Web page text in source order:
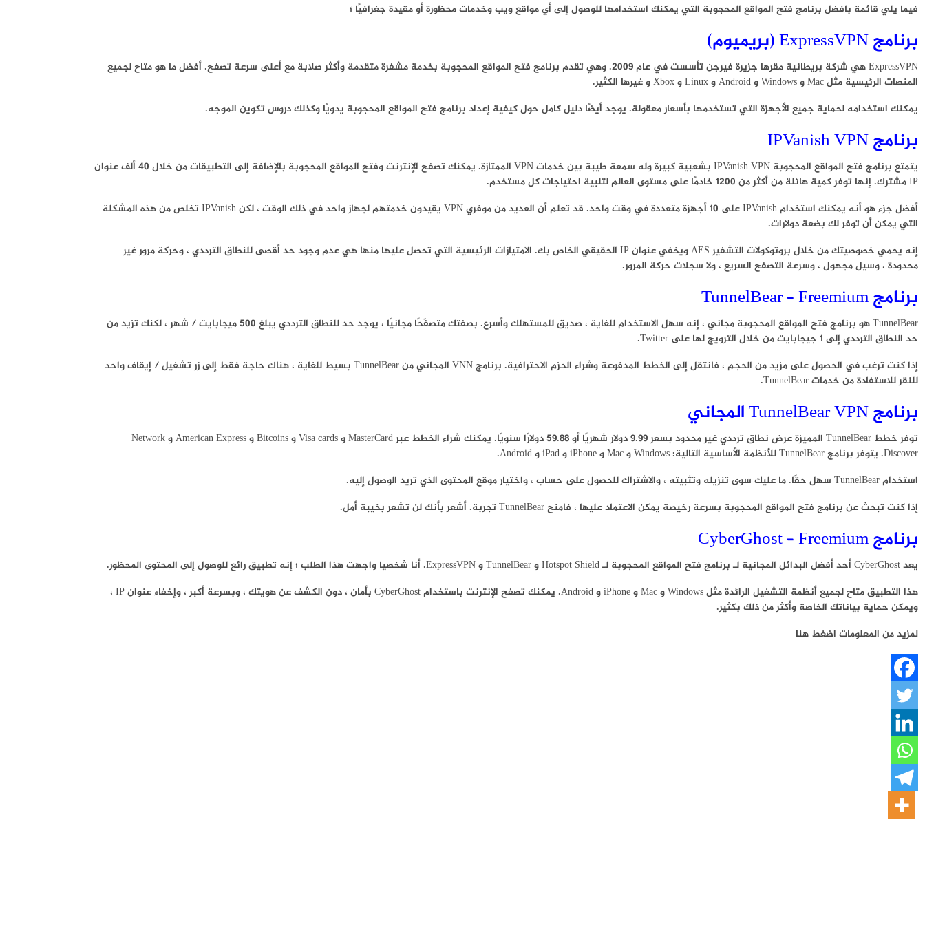
فيما يلي قائمة بافضل برنامج فتح المواقع المحجوبة التي يمكنك استخدامها للوصول إلى أي مواقع ويب وخدمات محظورة أو مقيدة جغرافيًا ؛
برنامج ExpressVPN (بريميوم)
ExpressVPN هي شركة بريطانية مقرها جزيرة فيرجن تأسست في عام 2009. وهي تقدم برنامج فتح المواقع المحجوبة بخدمة مشفرة متقدمة وأكثر صلابة مع أعلى سرعة تصفح. أفضل ما هو متاح لجميع
المنصات الرئيسية مثل Mac و Windows و Android و Linux و Xbox و غيرها الكثير.
يمكنك استخدامه لحماية جميع الأجهزة التي تستخدمها بأسعار معقولة. يوجد أيضًا دليل كامل حول كيفية إعداد برنامج فتح المواقع المحجوبة يدويًا وكذلك دروس تكوين الموجه.
برنامج IPVanish VPN
يتمتع برنامج فتح المواقع المحجوبة IPVanish VPN بشعبية كبيرة وله سمعة طيبة بين خدمات VPN الممتازة. يمكنك تصفح الإنترنت وفتح المواقع المحجوبة بالإضافة إلى التطبيقات من خلال 40 ألف عنوان
IP مشترك. إنها توفر كمية هائلة من أكثر من 1200 خادمًا على مستوى العالم لتلبية احتياجات كل مستخدم.
أفضل جزء هو أنه يمكنك استخدام IPVanish على 10 أجهزة متعددة في وقت واحد. قد تعلم أن العديد من موفري VPN يقيدون خدمتهم لجهاز واحد في ذلك الوقت ، لكن IPVanish تخلص من هذه المشكلة
التي يمكن أن توفر لك بضعة دولارات.
إنه يحمي خصوصيتك من خلال بروتوكولات التشفير AES ويخفي عنوان IP الحقيقي الخاص بك. الامتيازات الرئيسية التي تحصل عليها منها هي عدم وجود حد أقصى للنطاق الترددي ، وحركة مرور غير
محدودة ، وسيل مجهول ، وسرعة التصفح السريع ، ولا سجلات حركة المرور.
برنامج TunnelBear – Freemium
TunnelBear هو برنامج فتح المواقع المحجوبة مجاني ، إنه سهل الاستخدام للغاية ، صديق للمستهلك وأسرع. بصفتك متصفّحًا مجانيًا ، يوجد حد للنطاق الترددي يبلغ 500 ميجابايت / شهر ، لكنك تزيد من
حد النطاق الترددي إلى 1 جيجابايت من خلال الترويج لها على Twitter.
إذا كنت ترغب في الحصول على مزيد من الحجم ، فانتقل إلى الخطط المدفوعة وشراء الحزم الاحترافية. برنامج VNN المجاني من TunnelBear بسيط للغاية ، هناك حاجة فقط إلى زر تشغيل / إيقاف واحد
للنقر للاستفادة من خدمات TunnelBear.
برنامج TunnelBear VPN المجاني
توفر خطط TunnelBear المميزة عرض نطاق ترددي غير محدود بسعر 9.99 دولار شهريًا أو 59.88 دولارًا سنويًا. يمكنك شراء الخطط عبر MasterCard و Visa cards و Bitcoins و American Express و Network
Discover. يتوفر برنامج TunnelBear للأنظمة الأساسية التالية: Windows و Mac و iPhone و iPad و Android.
استخدام TunnelBear سهل حقًا. ما عليك سوى تنزيله وتثبيته ، والاشتراك للحصول على حساب ، واختيار موقع المحتوى الذي تريد الوصول إليه.
إذا كنت تبحث عن برنامج فتح المواقع المحجوبة بسرعة رخيصة يمكن الاعتماد عليها ، فامنح TunnelBear تجربة. أشعر بأنك لن تشعر بخيبة أمل.
برنامج CyberGhost – Freemium
يعد CyberGhost أحد أفضل البدائل المجانية لـ برنامج فتح المواقع المحجوبة لـ Hotspot Shield و TunnelBear و ExpressVPN. أنا شخصيا واجهت هذا الطلب ؛ إنه تطبيق رائع للوصول إلى المحتوى المحظور.
هذا التطبيق متاح لجميع أنظمة التشغيل الرائدة مثل Windows و Mac و iPhone و Android. يمكنك تصفح الإنترنت باستخدام CyberGhost بأمان ، دون الكشف عن هويتك ، وبسرعة أكبر ، وإخفاء عنوان IP ،
ويمكن حماية بياناتك الخاصة وأكثر من ذلك بكثير.
لمزيد من المعلومات اضغط هنا